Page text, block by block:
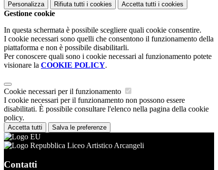
Personalizza Rifiuta tutti i cookies Accetta tutti i cookies
Gestione cookie
In questa schermata è possibile scegliere quali cookie consentire.
I cookie necessari sono quelli che consentono il funzionamento della
piattaforma e non è possibile disabilitarli.
Per conoscere quali sono i cookie necessari al funzionamento potete
visionare la COOKIE POLICY.
Cookie necessari per il funzionamento
I cookie necessari per il funzionamento non possono essere
disabilitati. È possibile consultare l'elenco nella pagina della cookie
policy.
Accetta tutti Salva le preferenze
Liceo Artistico Arcangeli
Contatti